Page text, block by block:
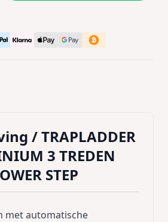
/TRAPLADDER
3 TREDEN
STEP
met automatische